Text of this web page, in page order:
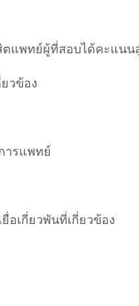
แพทย์ผู้ที่สอบได้คะแน
วข้อง
ารแพทย์
อเกี่ยวพันที่เกี่ยวข้อง